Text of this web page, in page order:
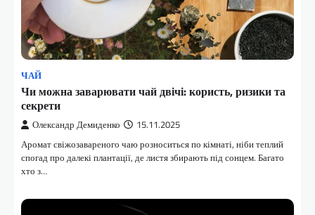
ЧАЙ
Чи можна заварювати чай двічі: користь, ризики та
секрети
Олександр Демиденко 15.11.2025
Аромат свіжозавареного чаю розноситься по кімнаті, ніби теплий
спогад про далекі плантації, де листя збирають під сонцем. Багато
хто з…